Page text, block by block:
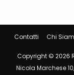
Contatti Chi
Copyright © 2026
Nicola Marchese